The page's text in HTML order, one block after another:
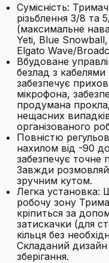
Сумісність:
різьблення 3/8 та
(максимальне
Yeti, Blue
Elgato Wave/
Вбудоване
безлад з
забезпечує
мікрофона,
продумана
нещасних
організованого
Повністю
нахилом від -90
забезпечує точне
Завжди
зручним кутом.
Легка
робочу зону
кріпиться за
затискачки (для
кільця без
Складаний дизайн
зберігання.